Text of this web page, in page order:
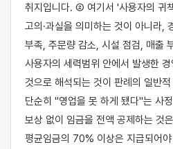
취지입니다. ② 여기서 '사용자의 귀
고의·과실을 의미하는 것이 아니라,
부족, 주문량 감소, 시설 점검, 매출
사용자의 세력범위 안에서 발생한
것으로 해석되는 것이 판례의 일반
단순히 "영업을 못 하게 됐다"는 사
보상 없이 임금을 전액 공제하는 것
평균임금의 70% 이상은 지급되어